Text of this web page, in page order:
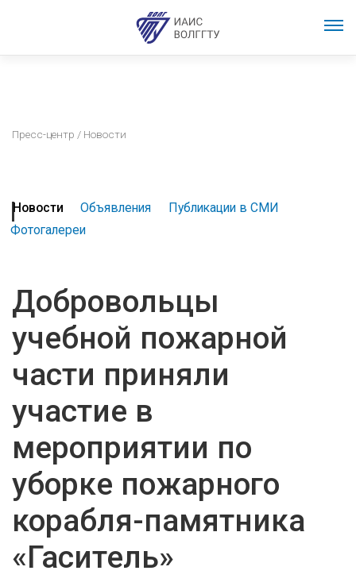
Пресс-центр / Новости
Новости Объявления
Публикации в СМИ
Фотогалереи
Добровольцы
учебной пожарной
части приняли
участие в
мероприятии по
уборке пожарного
корабля-памятника
«Гаситель»